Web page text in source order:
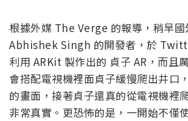
根據外媒 The Verge 的報導，稍早國
Abhishek Singh 的開發者，於
利用 ARKit 製作出的 貞子 AR，而且
會搭配電視機裡面貞子緩慢爬出井口
的畫面，接著貞子還真的從電視機裡
非常真實。更恐怖的是，一開始不僅